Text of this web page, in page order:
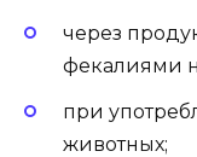
через
фекалиями
при
животных;